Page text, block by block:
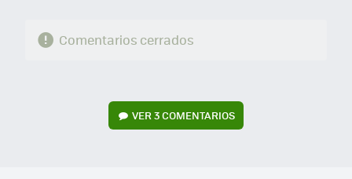
Comentarios cerrados
VER3 COMENTARIOS